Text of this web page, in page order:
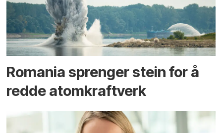
Romania sprenger stein for å
redde atomkraftverk